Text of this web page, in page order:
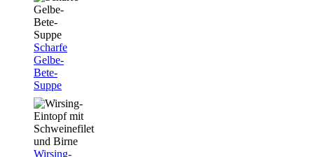
Scharfe
Gelbe-
Bete-
Suppe
Wirsing-